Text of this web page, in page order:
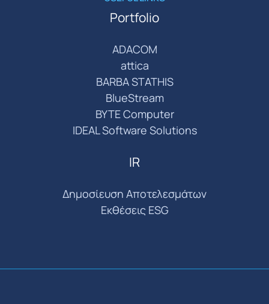
Portfolio
ADACOM
attica
BARBA STATHIS
BlueStream
BYTE Computer
IDEAL Software Solutions
IR
Δημοσίευση Αποτελεσμάτων
Εκθέσεις ESG